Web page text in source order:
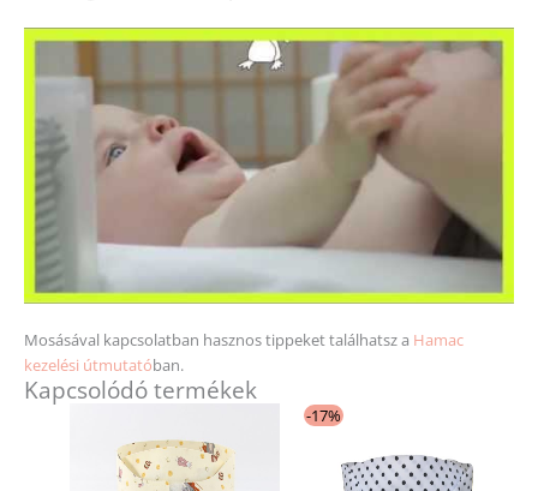
Mosásával kapcsolatban hasznos tippeket találhatsz a Hamac
kezelési útmutatóban.
Kapcsolódó termékek
terméknek
-17%
11
990 Ft.
9
990 Ft.
terméknek